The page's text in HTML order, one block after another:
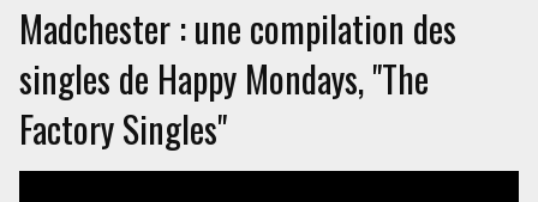
Madchester : une compilation des
singles de Happy Mondays, "The
Factory Singles"